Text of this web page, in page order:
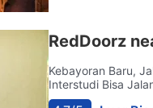
RedDoorz
Kebayoran Baru,
Interstudi Bisa